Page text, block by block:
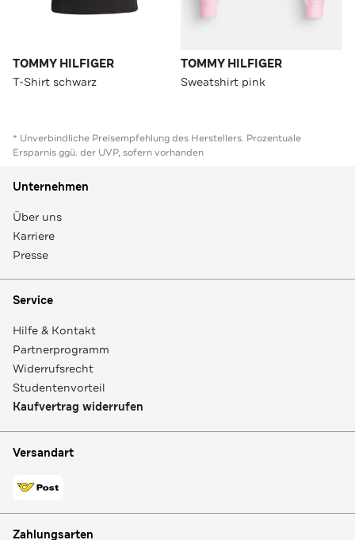
TOMMY HILFIGER
T-Shirt schwarz
TOMMY HILFIGER
Sweatshirt pink
* Unverbindliche Preisempfehlung des Herstellers. Prozentuale
Ersparnis ggü. der UVP, sofern vorhanden
Unternehmen
Über uns
Karriere
Presse
Service
Hilfe & Kontakt
Partnerprogramm
Widerrufsrecht
Studentenvorteil
Kaufvertrag widerrufen
Versandart
Zahlungsarten